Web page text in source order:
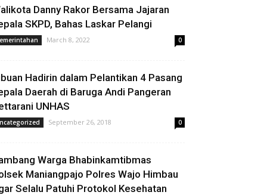
Danny Rakor Bersama Jajaran
SKPD, Bahas Laskar Pelangi
March 8, 2022 0
Hadirin dalam Pelantikan 4 Pasang
Daerah di Baruga Andi Pangeran
UNHAS
September 26, 2018 0
Warga Bhabinkamtibmas
Maniangpajo Polres Wajo Himbau
Selalu Patuhi Protokol Kesehatan